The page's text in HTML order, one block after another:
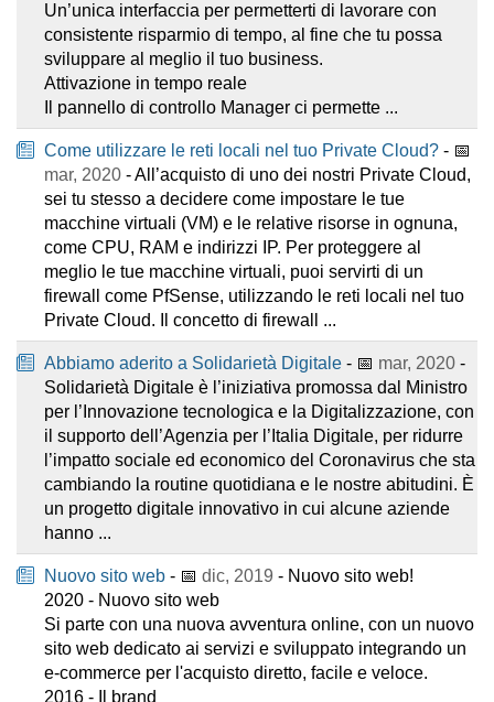
Un’unica interfaccia per permetterti di lavorare con
consistente risparmio di tempo, al fine che tu possa
sviluppare al meglio il tuo business.
Attivazione in tempo reale
Il pannello di controllo Manager ci permette ...
Come utilizzare le reti locali nel tuo Private Cloud? - 📅
mar, 2020 - All’acquisto di uno dei nostri Private Cloud,
sei tu stesso a decidere come impostare le tue
macchine virtuali (VM) e le relative risorse in ognuna,
come CPU, RAM e indirizzi IP. Per proteggere al
meglio le tue macchine virtuali, puoi servirti di un
firewall come PfSense, utilizzando le reti locali nel tuo
Private Cloud. Il concetto di firewall ...
Abbiamo aderito a Solidarietà Digitale - 📅 mar, 2020 -
Solidarietà Digitale è l’iniziativa promossa dal Ministro
per l’Innovazione tecnologica e la Digitalizzazione, con
il supporto dell’Agenzia per l’Italia Digitale, per ridurre
l’impatto sociale ed economico del Coronavirus che sta
cambiando la routine quotidiana e le nostre abitudini. È
un progetto digitale innovativo in cui alcune aziende
hanno ...
Nuovo sito web - 📅 dic, 2019 - Nuovo sito web!
2020 - Nuovo sito web
Si parte con una nuova avventura online, con un nuovo
sito web dedicato ai servizi e sviluppato integrando un
e-commerce per l'acquisto diretto, facile e veloce.
2016 - Il brand